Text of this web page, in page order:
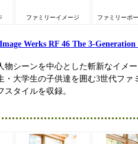
ファミリーイメージ ファミリーポ
Image Werks RF 46 The 3-
物シーンを中心とした斬新なイメ
・大学生の子供達を囲む3世代ファ
スタイルを収録。